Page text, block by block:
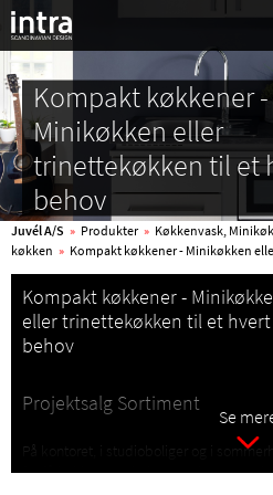
Søg:
Kompakt køkkener -
Minikøkken eller
trinettekøkken til et
behov
Juvél A/S » Produkter » Køkkenvask,
køkken » Kompakt køkkener - Minikøkken
Kompakt køkkener -
eller trinettekøkken til et hvert
behov
Projektsalg Sortiment
På kontoret, i studioboliger og i
for få køkkenredskaber, der kræver
Se